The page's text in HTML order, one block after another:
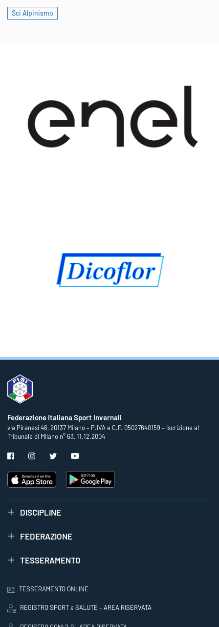
Sci Alpinismo
Federazione Italiana Sport Invernali
via Piranesi 46, 20137 Milano – P.IVA e C.F. 05027640159 – Iscrizione al
Tribunale di Milano n° 63, 11.12.2004
DISCIPLINE
FEDERAZIONE
TESSERAMENTO
TESSERAMENTO ONLINE
REGISTRO SPORT e SALUTE – AREA RISERVATA